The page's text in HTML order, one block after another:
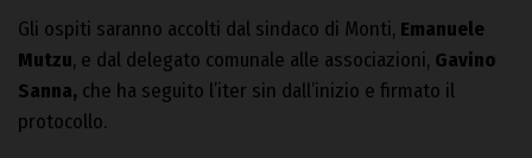
Gli ospiti saranno accolti dal sindaco di Monti, Emanuele
Mutzu, e dal delegato comunale alle associazioni, Gavino
Sanna, che ha seguito l’iter sin dall’inizio e firmato il
protocollo.